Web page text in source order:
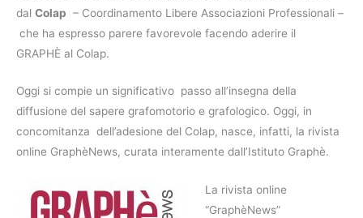
dal Colap – Coordinamento Libere Associazioni Professionali –
che ha espresso parere favorevole facendo aderire il
GRAPHÈ al Colap.
Oggi si compie un significativo passo all’insegna della
diffusione del sapere grafomotorio e grafologico. Oggi, in
concomitanza dell’adesione del Colap, nasce, infatti, la rivista
online GraphèNews, curata interamente dall’Istituto Graphè.
La rivista online
“GraphèNews”